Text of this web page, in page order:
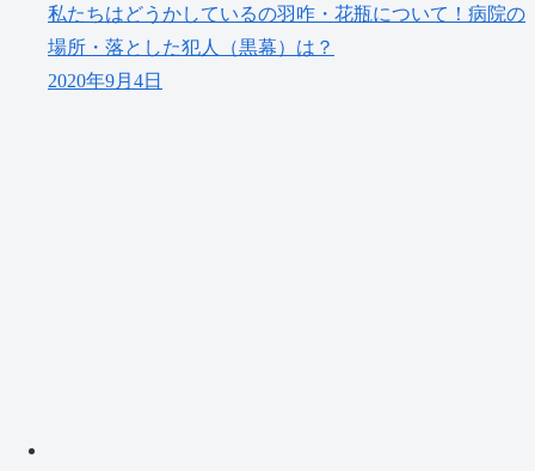
私たちはどうかしているの羽咋・花瓶について！病院の
場所・落とした犯人（黒幕）は？
2020年9月4日